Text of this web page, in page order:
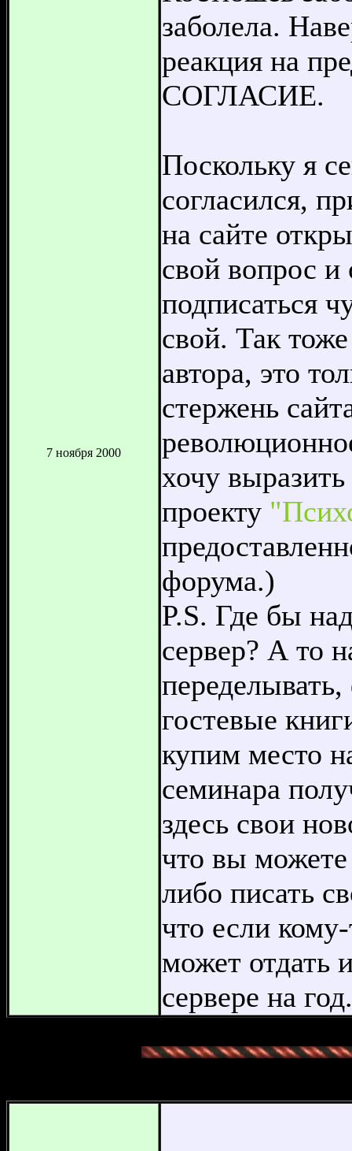
7 ноября 2000
заболела.
реакция на
СОГЛАСИЕ.
Поскольку я
согласился,
на сайте
свой вопрос
подписаться
свой. Так
автора, это
стержень
хочу
проекту
форума.)
P.S. Где бы
сервер? А то
гостевые
купим место
семинара
здесь свои
что вы
либо писать
что если
может отдать
сервере на год.